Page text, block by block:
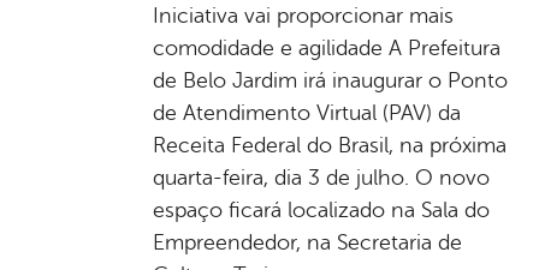
Iniciativa vai proporcionar mais
comodidade e agilidade A Prefeitura
de Belo Jardim irá inaugurar o Ponto
de Atendimento Virtual (PAV) da
Receita Federal do Brasil, na próxima
quarta-feira, dia 3 de julho. O novo
espaço ficará localizado na Sala do
Empreendedor, na Secretaria de